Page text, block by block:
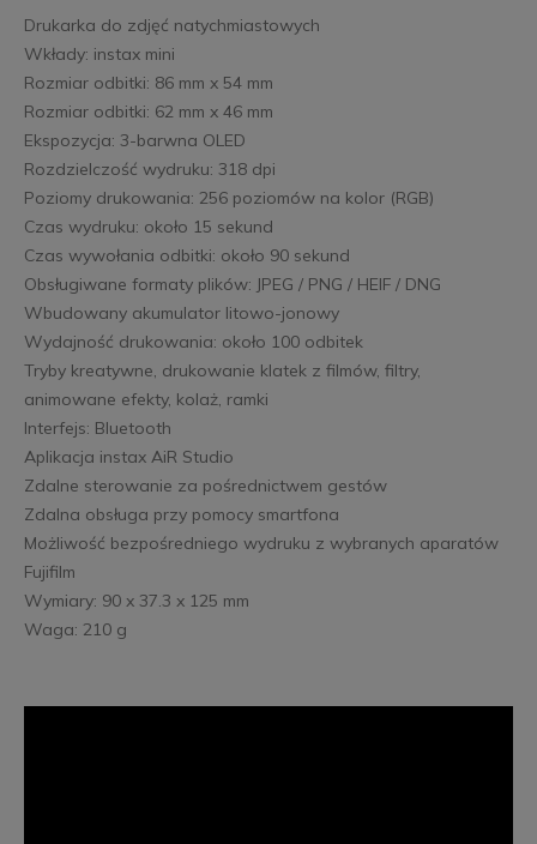
Drukarka do zdjęć natychmiastowych
Wkłady: instax mini
Rozmiar odbitki: 86 mm x 54 mm
Rozmiar odbitki: 62 mm x 46 mm
Ekspozycja: 3-barwna OLED
Rozdzielczość wydruku: 318 dpi
Poziomy drukowania: 256 poziomów na kolor (RGB)
Czas wydruku: około 15 sekund
Czas wywołania odbitki: około 90 sekund
Obsługiwane formaty plików: JPEG / PNG / HEIF / DNG
Wbudowany akumulator litowo-jonowy
Wydajność drukowania: około 100 odbitek
Tryby kreatywne, drukowanie klatek z filmów, filtry,
animowane efekty, kolaż, ramki
Interfejs: Bluetooth
Aplikacja instax AiR Studio
Zdalne sterowanie za pośrednictwem gestów
Zdalna obsługa przy pomocy smartfona
Możliwość bezpośredniego wydruku z wybranych aparatów
Fujifilm
Wymiary: 90 x 37.3 x 125 mm
Waga: 210 g